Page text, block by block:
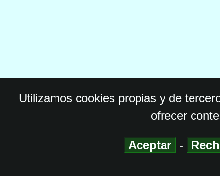
Utilizamos cookies propias y de
ofrecer
Aceptar -